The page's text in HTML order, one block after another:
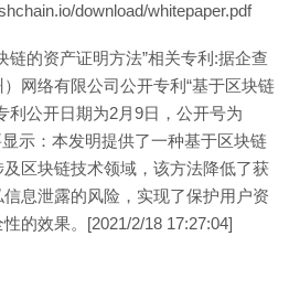
download/whitepaper.pdf
链的资产证明方法”相关专利:据企查
网络有限公司公开专利“基于区块链
利公开日期为2月9日，公开号为
示：本发明提供了一种基于区块链
区块链技术领域，该方法降低了获
息泄露的风险，实现了保护用户资
的效果。[2021/2/18 17:27:04]